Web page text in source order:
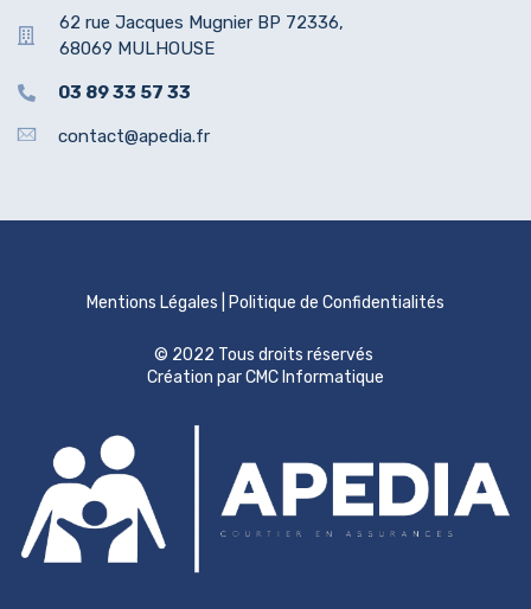
62 rue Jacques Mugnier BP 72336,
68069 MULHOUSE
03 89 33 57 33
contact@apedia.fr
Mentions Légales Politique de Confidentialités
© 2022 Tous droits réservés
Création par CMC Informatique